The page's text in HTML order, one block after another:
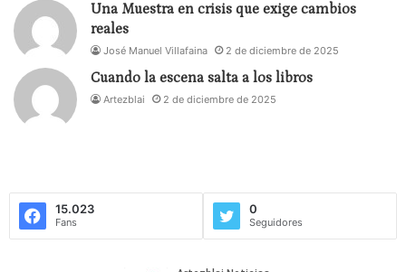
Una Muestra en crisis que exige cambios
reales
José Manuel Villafaina 2 de diciembre de 2025
Cuando la escena salta a los libros
Artezblai 2 de diciembre de 2025
15.023
Fans
0
Seguidores